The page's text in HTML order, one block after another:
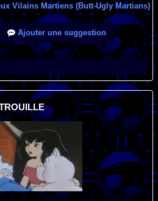
Vilains Martiens (Butt-Ugly Martians)
Ajouter une suggestion